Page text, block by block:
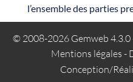
l’ensemble des parties
© 2008-2026 Gemweb 4.3.0
Mentions légales -
Conception/